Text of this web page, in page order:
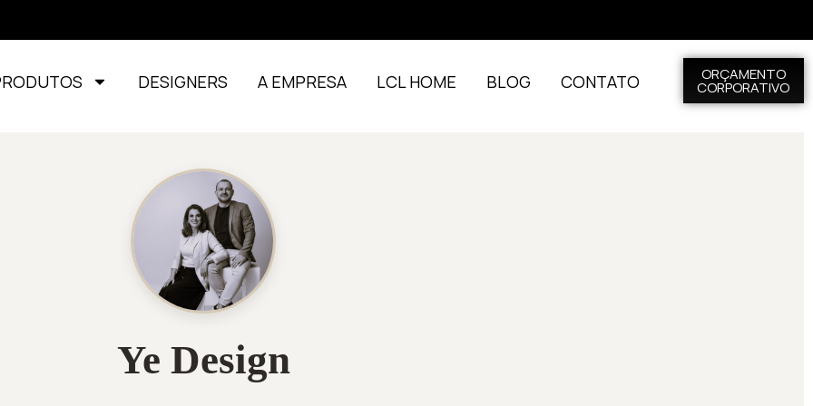
DESIGNERS A EMPRESA LCL HOME BLOG CONTATO ORÇAMENTO
CORPORATIVO
Ye Design